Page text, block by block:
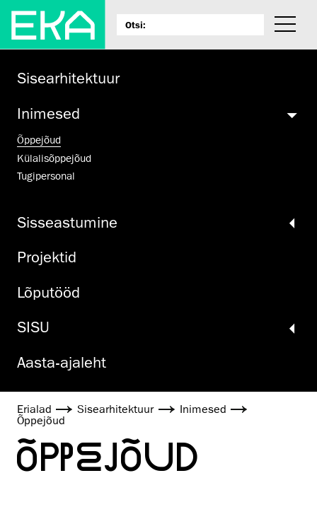
Sisearhitektuur
Inimesed
Õppejõud
Külalisõppejõud
Tugipersonal
Sisseastumine
Projektid
Lõputööd
SISU
Aasta-ajaleht
Erialad Sisearhitektuur
Inimesed
Õppejõud
ÕPPEJÕUD